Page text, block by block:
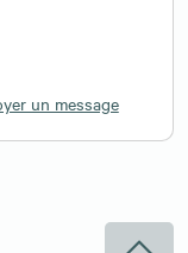
un message